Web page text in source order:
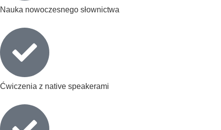
Nauka nowoczesnego słownictwa
Ćwiczenia z native speakerami